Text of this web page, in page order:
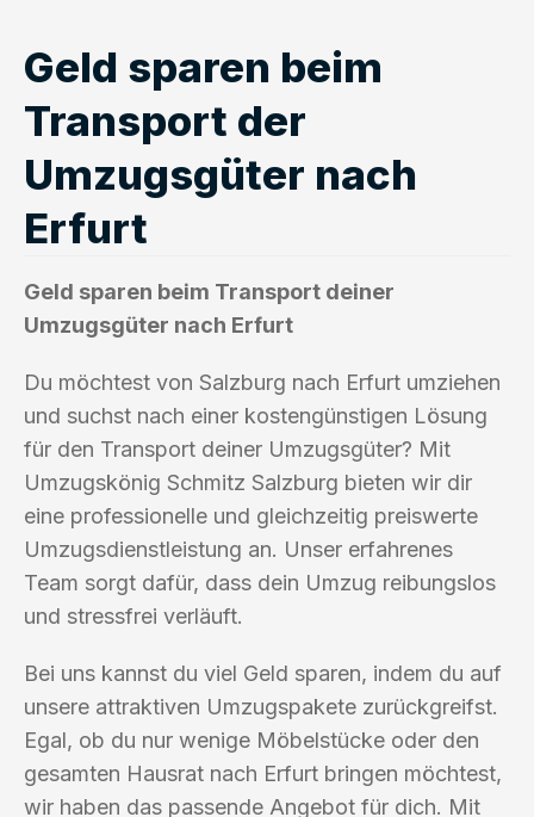
Geld sparen beim
Transport der
Umzugsgüter nach
Erfurt
Geld sparen beim Transport deiner
Umzugsgüter nach Erfurt
Du möchtest von Salzburg nach Erfurt umziehen
und suchst nach einer kostengünstigen Lösung
für den Transport deiner Umzugsgüter? Mit
Umzugskönig Schmitz Salzburg bieten wir dir
eine professionelle und gleichzeitig preiswerte
Umzugsdienstleistung an. Unser erfahrenes
Team sorgt dafür, dass dein Umzug reibungslos
und stressfrei verläuft.
Bei uns kannst du viel Geld sparen, indem du auf
unsere attraktiven Umzugspakete zurückgreifst.
Egal, ob du nur wenige Möbelstücke oder den
gesamten Hausrat nach Erfurt bringen möchtest,
wir haben das passende Angebot für dich. Mit